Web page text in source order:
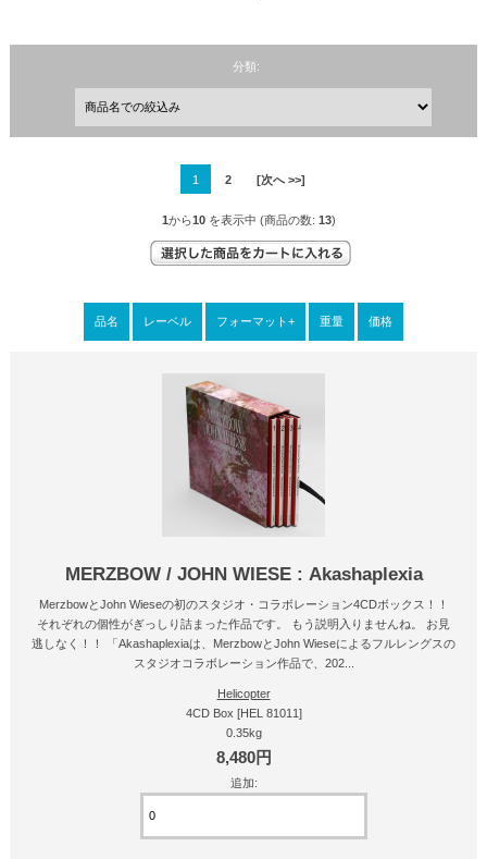
分類:
1 2 [次へ >>]
1から10 を表示中 (商品の数: 13)
品名 レーベル フォーマット+ 重量 価格
MERZBOW / JOHN WIESE : Akashaplexia
MerzbowとJohn Wieseの初のスタジオ・コラボレーション4CDボックス！！
それぞれの個性がぎっしり詰まった作品です。 もう説明入りませんね。 お見
逃しなく！！ 「Akashaplexiaは、MerzbowとJohn Wieseによるフルレングスの
スタジオコラボレーション作品で、202...
Helicopter
4CD Box [HEL 81011]
0.35kg
8,480円
追加: